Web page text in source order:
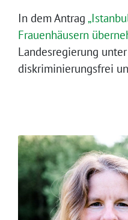
In dem Antrag
Frauenhäusern
Landesregierung
diskriminierungsfrei